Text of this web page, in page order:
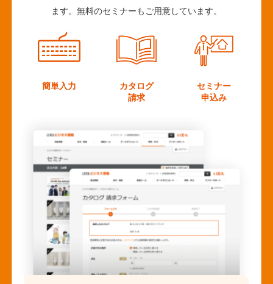
ます。無料のセミナーもご用意しています。
簡単入力
カタログ
請求
セミナー
申込み